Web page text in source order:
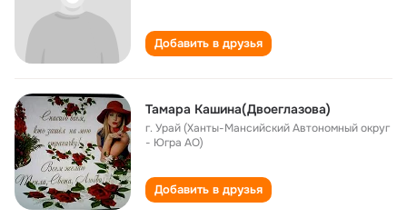
Добавить в друзья
Тамара Кашина(Двоеглазова)
г. Урай (Ханты-Мансийский Автономный округ
- Югра АО)
Добавить в друзья